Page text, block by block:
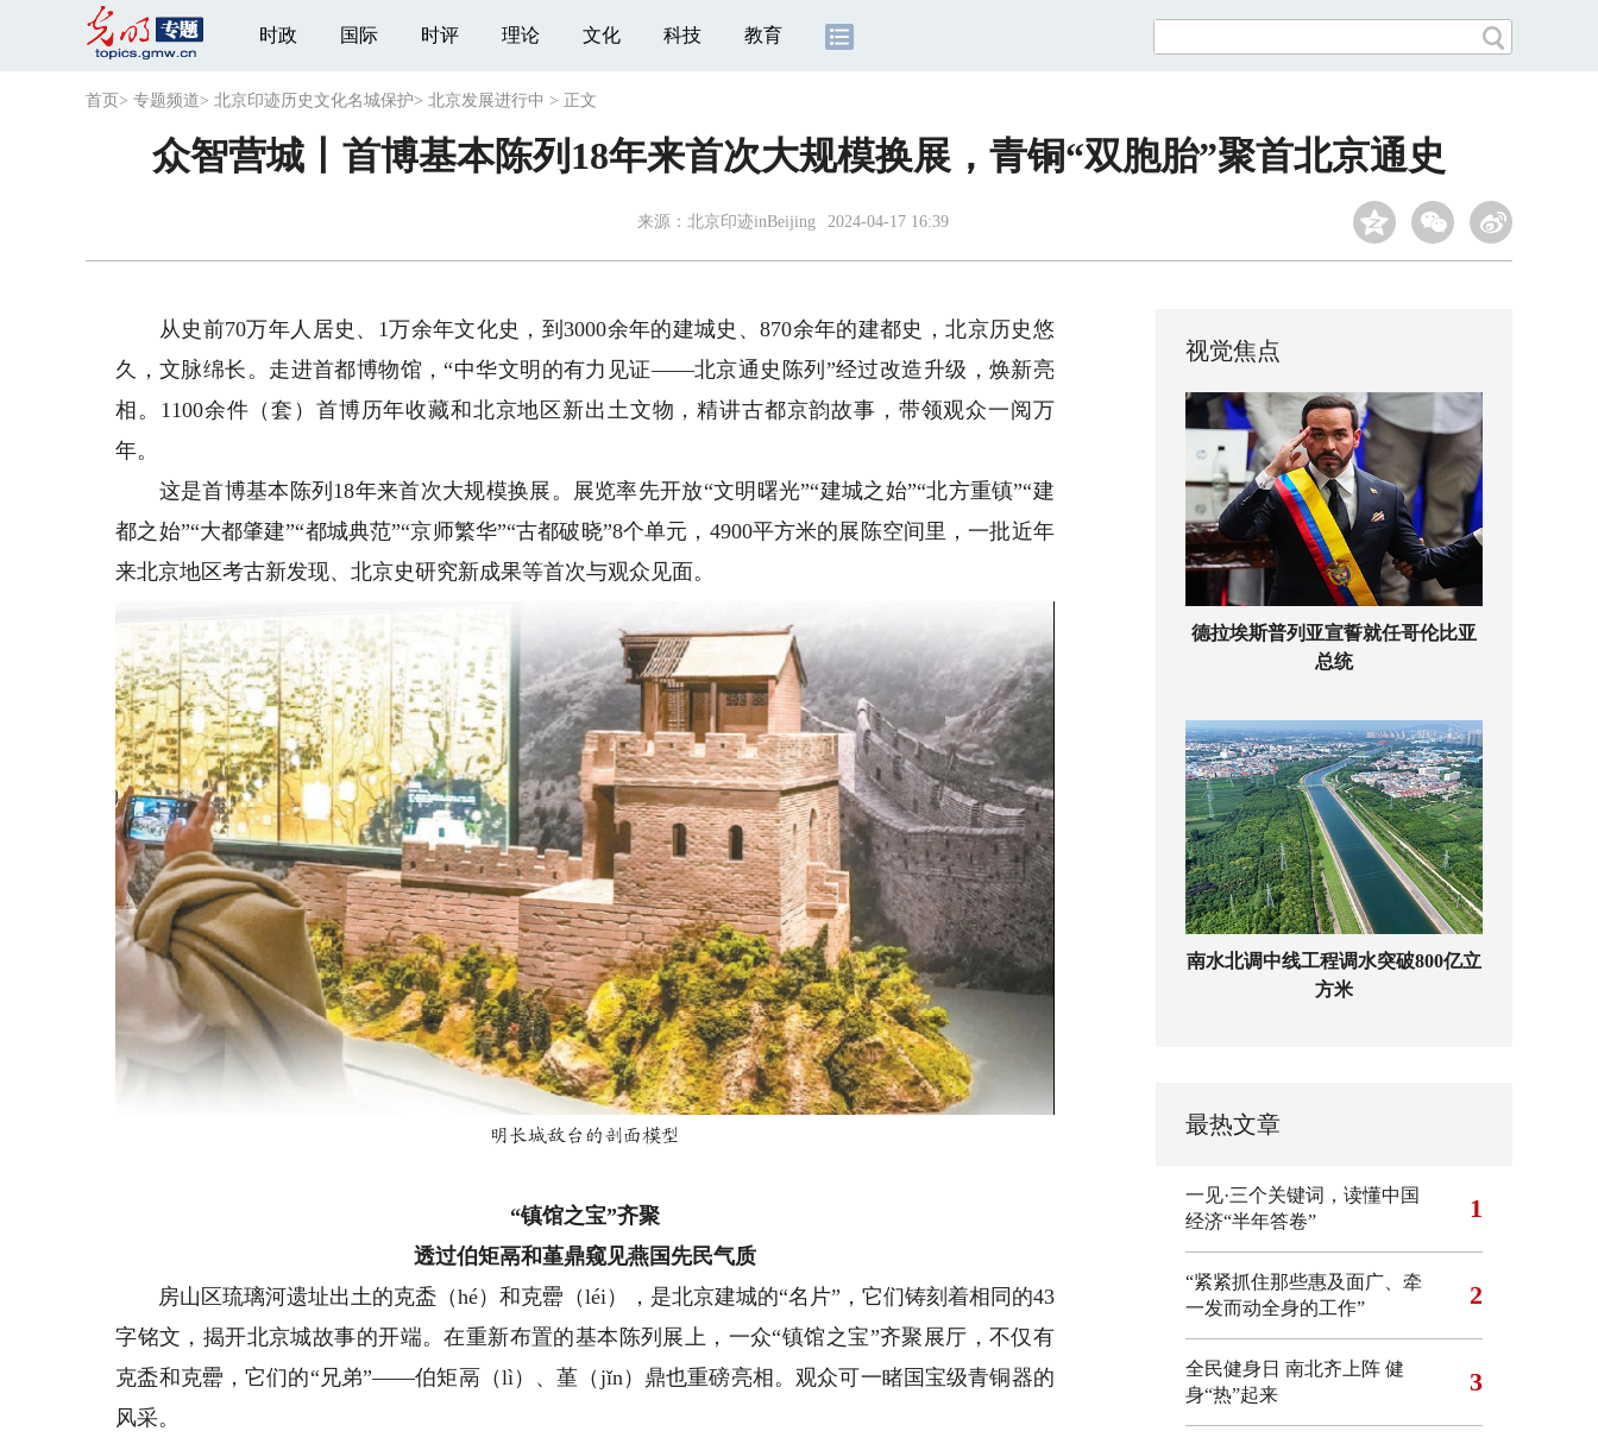
时政 国际 时评 理论 文化 科技 教育
首页 > 专题频道> 北京印迹历史文化名城保护> 北京发展进行中 > 正文
众智营城丨首博基本陈列18年来首次大规模换展，青铜“双胞胎”聚首北京通史
来源：北京印迹inBeijing 2024-04-17 16:39
从史前70万年人居史、1万余年文化史，到3000余年的建城史、870余年的建都史，北京历史悠
久，文脉绵长。走进首都博物馆，“中华文明的有力见证——北京通史陈列”经过改造升级，焕新亮
相。1100余件（套）首博历年收藏和北京地区新出土文物，精讲古都京韵故事，带领观众一阅万
年。
这是首博基本陈列18年来首次大规模换展。展览率先开放“文明曙光”“建城之始”“北方重镇”“建
都之始”“大都肇建”“都城典范”“京师繁华”“古都破晓”8个单元，4900平方米的展陈空间里，一批近年
来北京地区考古新发现、北京史研究新成果等首次与观众见面。
明长城敌台的剖面模型
“镇馆之宝”齐聚
透过伯矩鬲和堇鼎窥见燕国先民气质
房山区琉璃河遗址出土的克盉（hé）和克罍（léi），是北京建城的“名片”，它们铸刻着相同的43
字铭文，揭开北京城故事的开端。在重新布置的基本陈列展上，一众“镇馆之宝”齐聚展厅，不仅有
克盉和克罍，它们的“兄弟”——伯矩鬲（lì）、堇（jǐn）鼎也重磅亮相。观众可一睹国宝级青铜器的
风采。
视觉焦点
德拉埃斯普列亚宣誓就任哥伦比亚
总统
南水北调中线工程调水突破800亿立
方米
最热文章
一见·三个关键词，读懂中国
经济“半年答卷”
1
“紧紧抓住那些惠及面广、牵
一发而动全身的工作”
2
全民健身日 南北齐上阵 健
身“热”起来
3